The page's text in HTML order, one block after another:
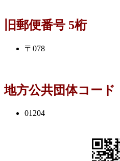
旧郵便番号 5桁
〒078
地方公共団体コード
01204